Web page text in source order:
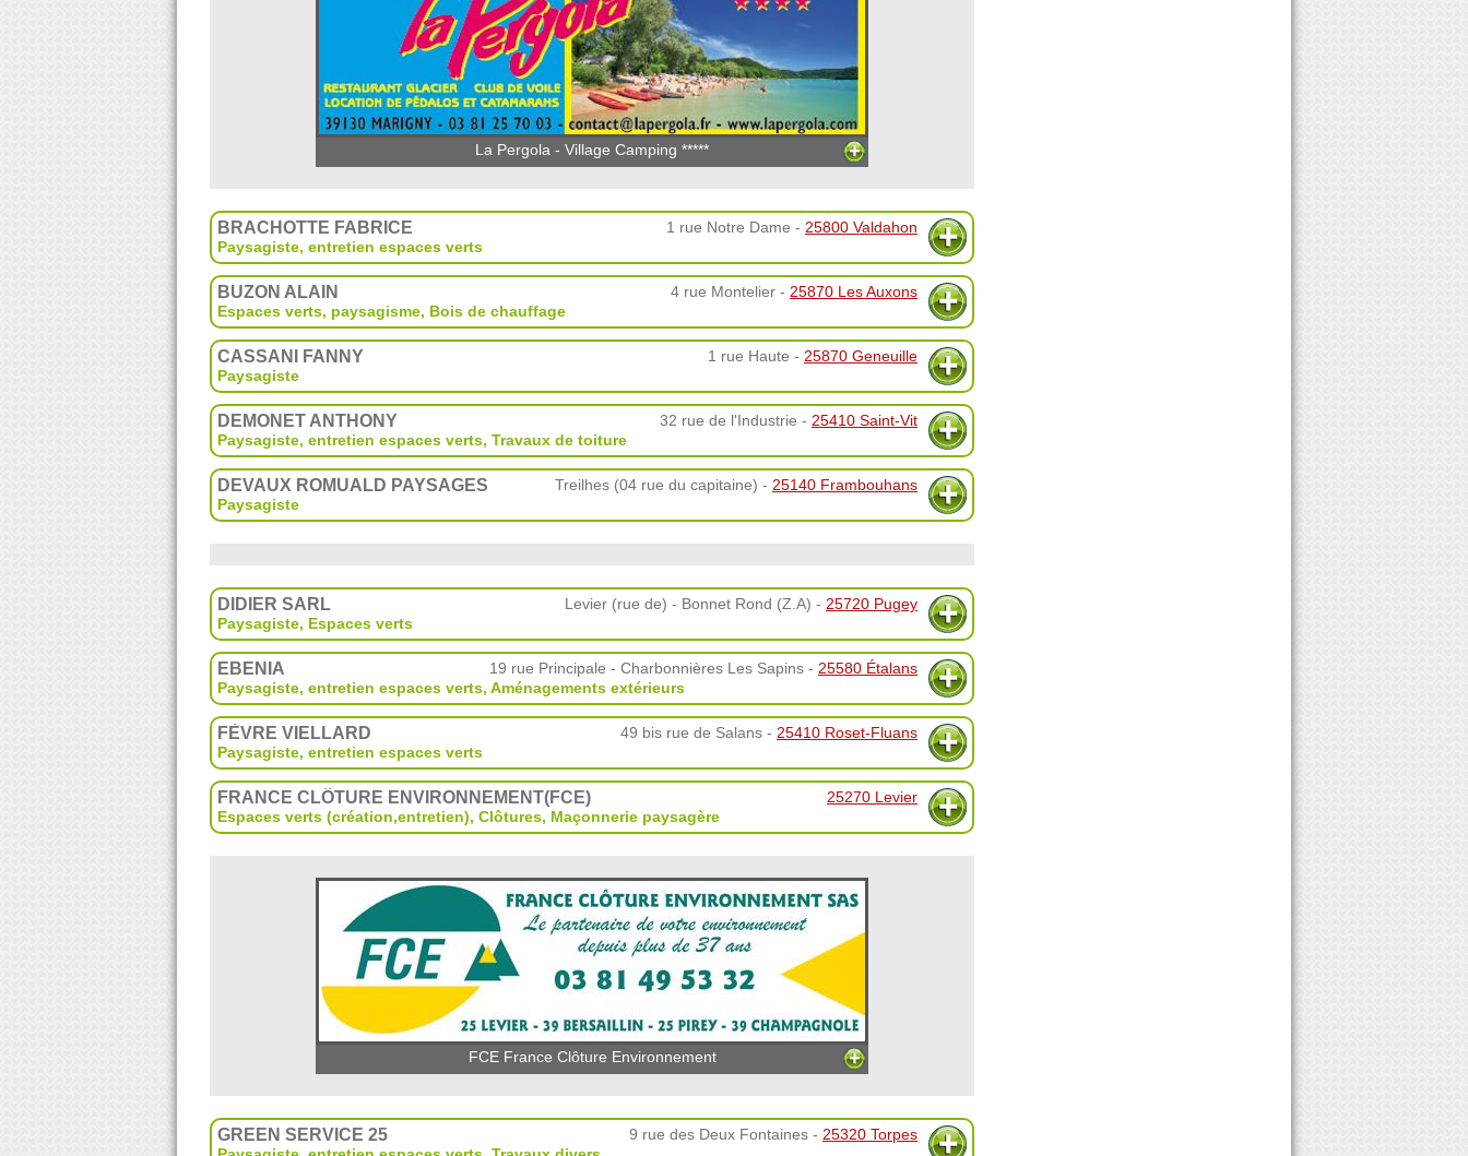
La Pergola - Village Camping *****
BRACHOTTE FABRICE 1 rue Notre Dame - 25800 Valdahon
Paysagiste, entretien espaces verts
BUZON ALAIN 4 rue Montelier - 25870 Les Auxons
Espaces verts, paysagisme, Bois de chauffage
CASSANI FANNY 1 rue Haute - 25870 Geneuille
Paysagiste
DEMONET ANTHONY 32 rue de l'Industrie - 25410 Saint-Vit
Paysagiste, entretien espaces verts, Travaux de toiture
DEVAUX ROMUALD PAYSAGES Treilhes (04 rue du capitaine) - 25140 Frambouhans
Paysagiste
DIDIER SARL Levier (rue de) - Bonnet Rond (Z.A) - 25720 Pugey
Paysagiste, Espaces verts
EBENIA 19 rue Principale - Charbonnières Les Sapins - 25580 Étalans
Paysagiste, entretien espaces verts, Aménagements extérieurs
FÈVRE VIELLARD 49 bis rue de Salans - 25410 Roset-Fluans
Paysagiste, entretien espaces verts
FRANCE CLÔTURE ENVIRONNEMENT(FCE)
25270 Levier
Espaces verts (création,entretien), Clôtures, Maçonnerie paysagère
FCE France Clôture Environnement
GREEN SERVICE 25 9 rue des Deux Fontaines - 25320 Torpes